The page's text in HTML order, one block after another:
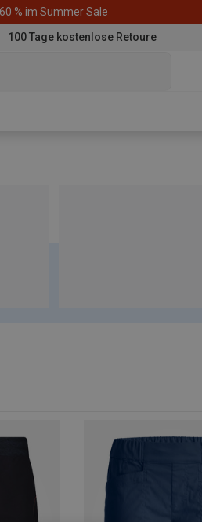
% im Summer Sale
100 Tage kostenlose Retoure